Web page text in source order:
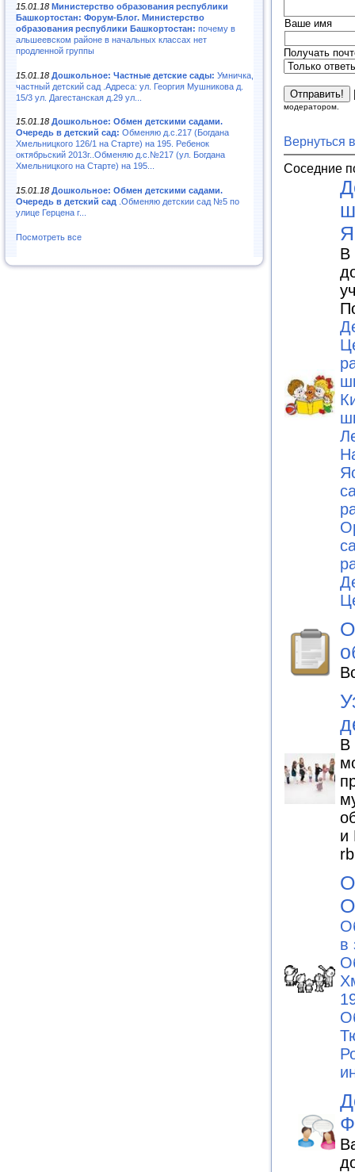
15.01.18 Министерство образования республики
Башкортостан: Форум-Блог. Министерство
образования республики Башкортостан: почему в
альшеевском районе в начальных классах нет
продленной группы
15.01.18 Дошкольное: Частные детские сады: Умничка,
частный детский сад .Адреса: ул. Георгия Мушникова д.
15/3 ул. Дагестанская д.29 ул...
15.01.18 Дошкольное: Обмен детскими садами.
Очередь в детский сад: Обменяю д.с.217 (Богдана
Хмельницкого 126/1 на Старте) на 195. Ребенок
октябрьский 2013г..Обменяю д.с.№217 (ул. Богдана
Хмельницкого на Старте) на 195...
15.01.18 Дошкольное: Обмен детскими садами.
Очередь в детский сад .Обменяю детскии сад №5 по
улице Герцена г...
Посмотреть все
Ваше имя
Получать
модератором.
Вернуться
Соседние
В
В
и
в